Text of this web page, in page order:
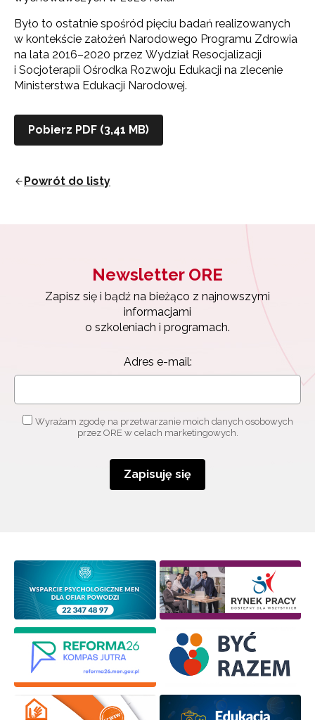
Było to ostatnie spośród pięciu badań realizowanych
w kontekście założeń Narodowego Programu Zdrowia
na lata 2016–2020 przez Wydział Resocjalizacji
i Socjoterapii Ośrodka Rozwoju Edukacji na zlecenie
Ministerstwa Edukacji Narodowej.
Pobierz PDF (3,41 MB)
Powrót do listy
Newsletter ORE
Zapisz się i bądź na bieżąco z najnowszymi
informacjami
o szkoleniach i programach.
Adres e-mail:
Wyrażam zgodę na przetwarzanie moich danych osobowych
przez ORE w celach marketingowych.
Zapisuję się